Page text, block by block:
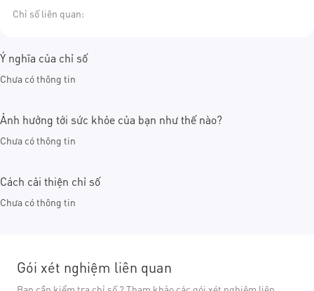
Chỉ số liên quan:
Ý nghĩa của chỉ số
Chưa có thông tin
Ảnh hưởng tới sức khỏe của bạn như thế nào?
Chưa có thông tin
Cách cải thiện chỉ số
Chưa có thông tin
Gói xét nghiệm liên quan